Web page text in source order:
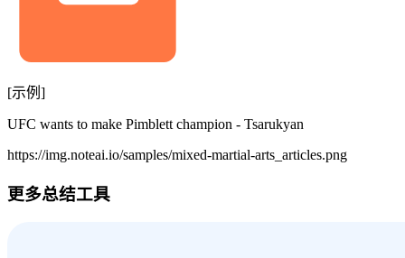
[示例]
UFC wants to make Pimblett champion - Tsarukyan
https://img.noteai.io/samples/mixed-martial-arts_articles.png
更多总结工具